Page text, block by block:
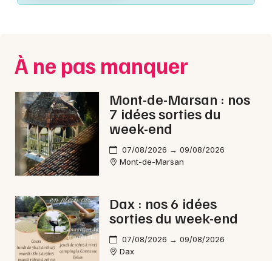
Foires & salons
Concerts
Sports
Soirées
Sorties famille
Sorties & loisirs
Carnaval dans les Landes
Nice
Paris
Strasbourg
Toulouse
Toutes les villes
À ne pas manquer
Mont-de-Marsan : nos
7 idées sorties du
week-end
07/08/2026 → 09/08/2026
Mont-de-Marsan
Dax : nos 6 idées
sorties du week-end
07/08/2026 → 09/08/2026
Dax